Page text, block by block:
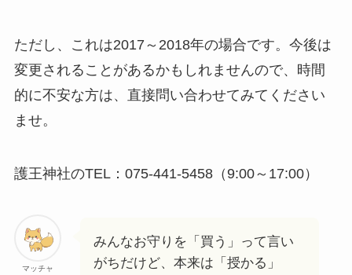
ただし、これは2017～2018年の場合です。今後は
変更されることがあるかもしれませんので、時間
的に不安な方は、直接問い合わせてみてください
ませ。
護王神社のTEL：075-441-5458（9:00～17:00）
マッチャ
みんなお守りを「買う」って言い
がちだけど、本来は「授かる」